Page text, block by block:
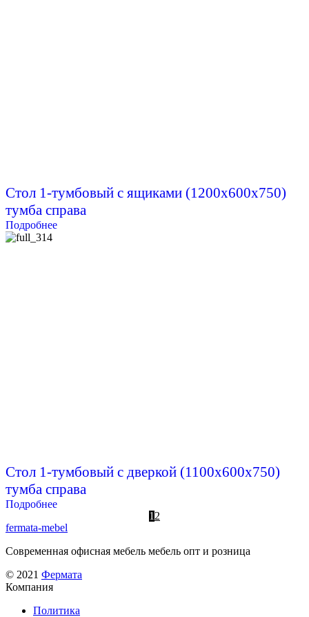
Стол 1-тумбовый с ящиками (1200х600х750)
тумба справа
Подробнее
Стол 1-тумбовый с дверкой (1100х600х750)
тумба справа
Подробнее
1 2
fermata-mebel
Современная офисная мебель мебель опт и розница
© 2021 Фермата
Компания
Политика